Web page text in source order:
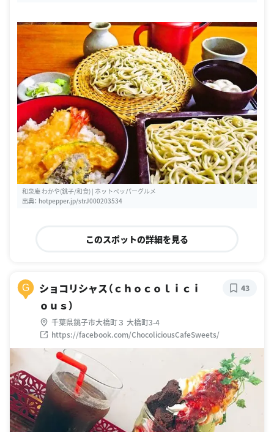
和泉庵 わかや(銚子/和食) | ホットペッパーグルメ
出典： hotpepper.jp/strJ000203534
このスポットの詳細を見る
G
ショコリシャス（ｃｈｏｃｏｌｉｃｉ
ｏｕｓ）
千葉県銚子市大橋町３ 大橋町3-4
https://facebook.com/ChocoliciousCafeSweets/
43